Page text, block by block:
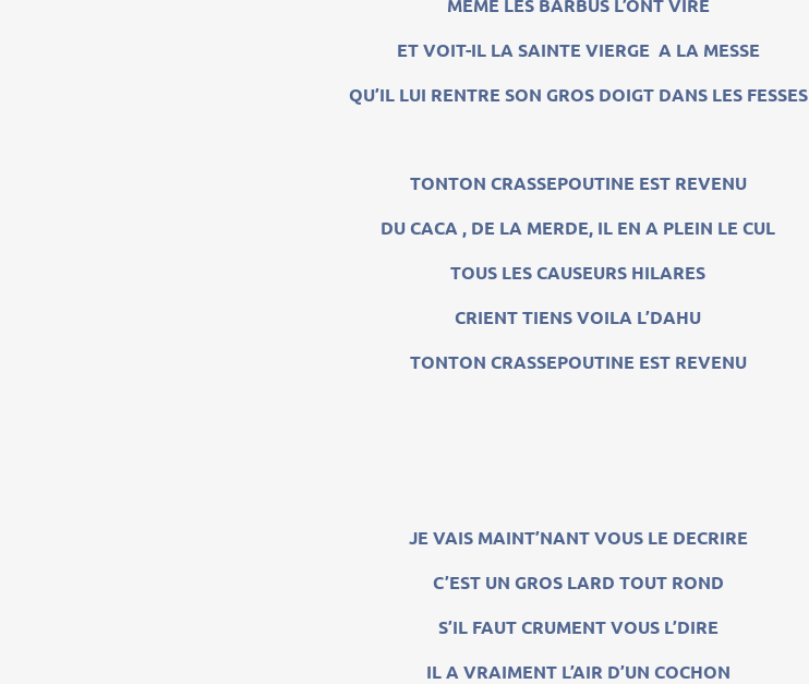
MÊME LES BARBUS L’ONT VIRE
ET VOIT-IL LA SAINTE VIERGE A LA MESSE
QU’IL LUI RENTRE SON GROS DOIGT DANS LES FESSES
TONTON CRASSEPOUTINE EST REVENU
DU CACA , DE LA MERDE, IL EN A PLEIN LE CUL
TOUS LES CAUSEURS HILARES
CRIENT TIENS VOILA L’DAHU
TONTON CRASSEPOUTINE EST REVENU
JE VAIS MAINT’NANT VOUS LE DECRIRE
C’EST UN GROS LARD TOUT ROND
S’IL FAUT CRUMENT VOUS L’DIRE
IL A VRAIMENT L’AIR D’UN COCHON